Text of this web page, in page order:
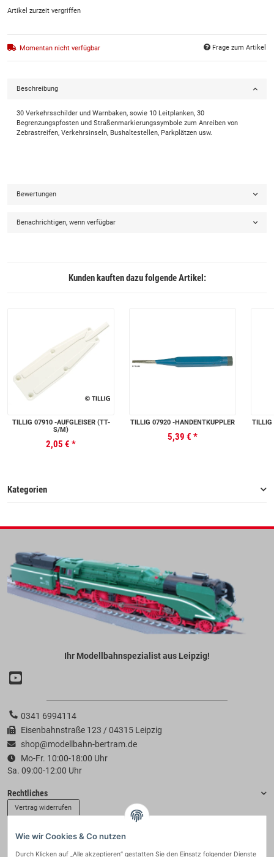
Artikel zurzeit vergriffen
Momentan nicht verfügbar Frage zum Artikel
Beschreibung
30 Verkehrsschilder und Warnbaken, sowie 10 Leitplanken, 30
Begrenzungspfosten und Straßenmarkierungssymbole zum Anreiben von
Zebrastreifen, Verkehrsinseln, Bushaltestellen, Parkplätzen usw.
Bewertungen
Benachrichtigen, wenn verfügbar
Kunden kauften dazu folgende Artikel:
TILLIG 07910 -AUFGLEISER (TT-
S/M)
2,05 € *
TILLIG 07920 -HANDENTKUPPLER
5,39 € *
TILLIG
Kategorien
Ihr Modellbahnspezialist aus Leipzig!
0341 6994114
Eisenbahnstraße 123 / 04315 Leipzig
shop@modellbahn-bertram.de
Mo-Fr. 10:00-18:00 Uhr
Sa. 09:00-12:00 Uhr
Rechtliches
Vertrag widerrufen
Wie wir Cookies & Co nutzen
Durch Klicken auf „Alle akzeptieren“ gestatten Sie den Einsatz folgender Dienste